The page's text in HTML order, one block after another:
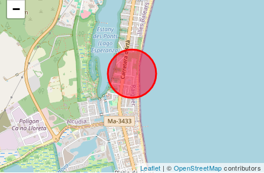
Wasserpark -
Hidropark
Alcudia (km):
Strand von Can
Picafort (km):
Cuevas del
Drach(km):
Steiniger Strand -
Alcanada (km):
Stand Playa de
Muro (km):
−
Leaflet | © OpenStreetMap contributors